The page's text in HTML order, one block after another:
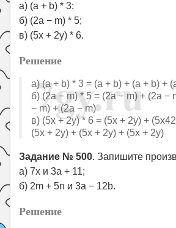
а) (а + b) * 3;
б) (2а − m) * 5;
в) (5x + 2у) * 6.
Решение
а) (а + b) * 3 = (а + b) + (а + b) +
б) (2а − m) * 5 = (2а − m) + (2а −
− m) + (2а − m)
в) (5х + 2у) * 6 = (5х + 2у) +
(5х + 2у) + (5x + 2у) + (5x + 2у)
Задание № 500. Запишите
а) 7х и 3а + 11;
б) 2m + 5n и 3а − 12b.
Решение